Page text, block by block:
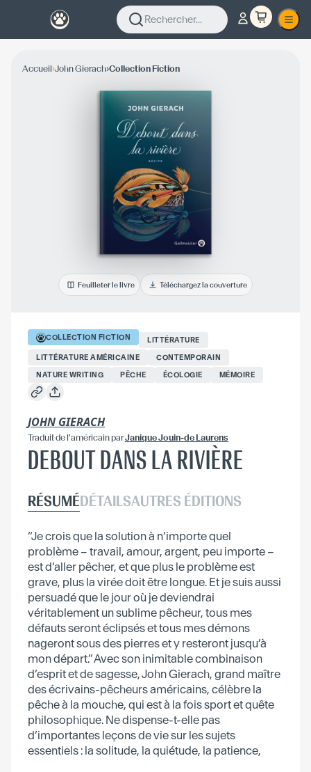
Rechercher...
Accueil›John Gierach›Collection Fiction
Feuilleter le livre Téléchargez la couverture
COLLECTION FICTION
LITTÉRATURE
LITTÉRATURE AMÉRICAINE
CONTEMPORAIN
NATURE WRITING
PÊCHE ÉCOLOGIE MÉMOIRE
JOHN GIERACH
Traduitde l'américainparJanique Jouin-de Laurens
DEBOUT DANS LA RIVIÈRE
RÉSUMÉDÉTAILSAUTRES ÉDITIONS
“Je crois que la solution à n’importe quel
problème – travail, amour, argent, peu importe –
est d’aller pêcher, et que plus le problème est
grave, plus la virée doit être longue. Et je suis aussi
persuadé que le jour où je deviendrai
véritablement un sublime pêcheur, tous mes
défauts seront éclipsés et tous mes démons
nageront sous des pierres et y resteront jusqu’à
mon départ.” Avec son inimitable combinaison
d’esprit et de sagesse, John Gierach, grand maître
des écrivains-pêcheurs américains, célèbre la
pêche à la mouche, qui est à la fois sport et quête
philosophique. Ne dispense-t-elle pas
d’importantes leçons de vie sur les sujets
essentiels : la solitude, la quiétude, la patience,